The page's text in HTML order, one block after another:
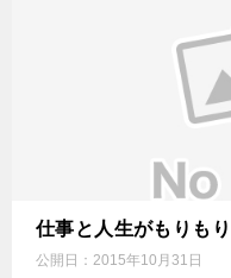
仕事と人生がもりも
公開日： 2015年10月31日